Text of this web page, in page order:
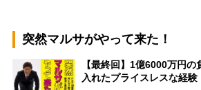
突然マルサがやって来た！
【最終回】1億6000万円
入れたプライスレスな経